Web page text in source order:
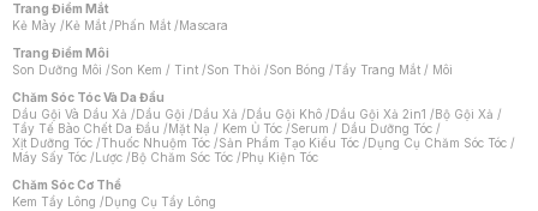
Trang Điểm Mắt
Kẻ Mày /Kẻ Mắt /Phấn Mắt /Mascara
Trang Điểm Môi
Son Dưỡng Môi /Son Kem / Tint /Son Thỏi /Son Bóng /Tẩy Trang Mắt / Môi
Chăm Sóc Tóc Và Da Đầu
Dầu Gội Và Dầu Xả /Dầu Gội /Dầu Xả /Dầu Gội Khô /Dầu Gội Xả 2in1 /Bộ Gội Xả /
Tẩy Tế Bào Chết Da Đầu /Mặt Nạ / Kem Ủ Tóc /Serum / Dầu Dưỡng Tóc /
Xịt Dưỡng Tóc /Thuốc Nhuộm Tóc /Sản Phẩm Tạo Kiểu Tóc /Dụng Cụ Chăm Sóc Tóc /
Máy Sấy Tóc /Lược /Bộ Chăm Sóc Tóc /Phụ Kiện Tóc
Chăm Sóc Cơ Thể
Kem Tẩy Lông /Dụng Cụ Tẩy Lông